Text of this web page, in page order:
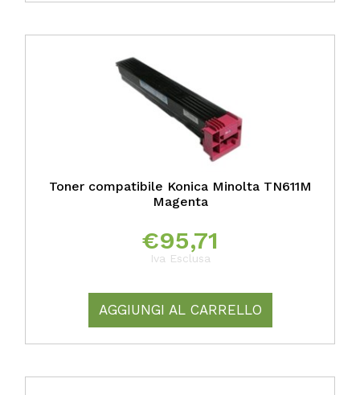
Toner compatibile Konica Minolta TN611M
Magenta
€95,71
Iva Esclusa
AGGIUNGI AL CARRELLO